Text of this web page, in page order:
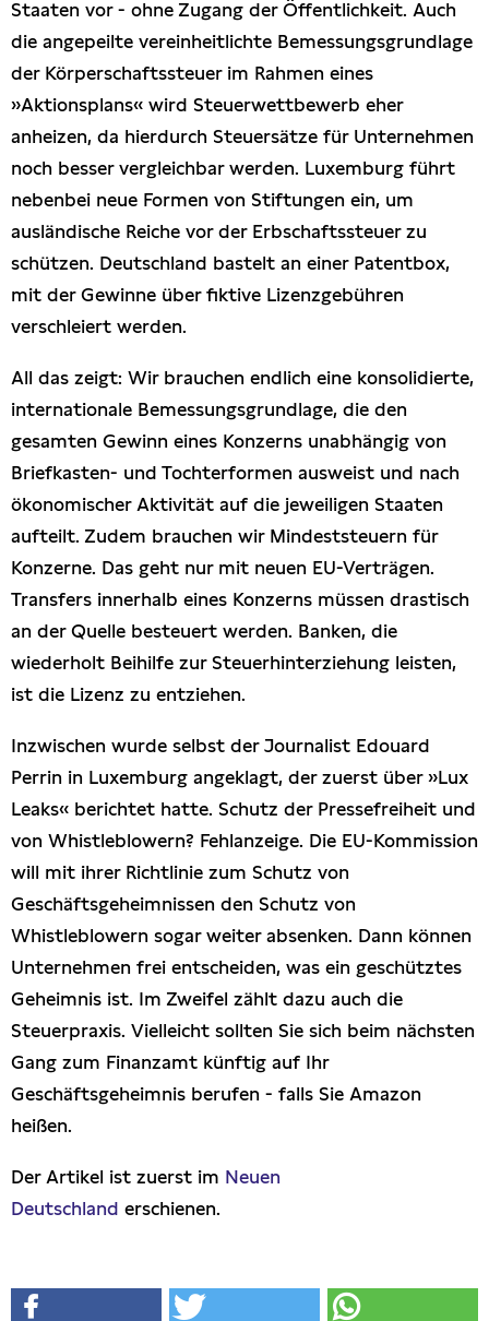
Staaten vor - ohne Zugang der Öffentlichkeit. Auch
die angepeilte vereinheitlichte Bemessungsgrundlage
der Körperschaftssteuer im Rahmen eines
»Aktionsplans« wird Steuerwettbewerb eher
anheizen, da hierdurch Steuersätze für Unternehmen
noch besser vergleichbar werden. Luxemburg führt
nebenbei neue Formen von Stiftungen ein, um
ausländische Reiche vor der Erbschaftssteuer zu
schützen. Deutschland bastelt an einer Patentbox,
mit der Gewinne über fiktive Lizenzgebühren
verschleiert werden.
All das zeigt: Wir brauchen endlich eine konsolidierte,
internationale Bemessungsgrundlage, die den
gesamten Gewinn eines Konzerns unabhängig von
Briefkasten- und Tochterformen ausweist und nach
ökonomischer Aktivität auf die jeweiligen Staaten
aufteilt. Zudem brauchen wir Mindeststeuern für
Konzerne. Das geht nur mit neuen EU-Verträgen.
Transfers innerhalb eines Konzerns müssen drastisch
an der Quelle besteuert werden. Banken, die
wiederholt Beihilfe zur Steuerhinterziehung leisten,
ist die Lizenz zu entziehen.
Inzwischen wurde selbst der Journalist Edouard
Perrin in Luxemburg angeklagt, der zuerst über »Lux
Leaks« berichtet hatte. Schutz der Pressefreiheit und
von Whistleblowern? Fehlanzeige. Die EU-Kommission
will mit ihrer Richtlinie zum Schutz von
Geschäftsgeheimnissen den Schutz von
Whistleblowern sogar weiter absenken. Dann können
Unternehmen frei entscheiden, was ein geschütztes
Geheimnis ist. Im Zweifel zählt dazu auch die
Steuerpraxis. Vielleicht sollten Sie sich beim nächsten
Gang zum Finanzamt künftig auf Ihr
Geschäftsgeheimnis berufen - falls Sie Amazon
heißen.
Der Artikel ist zuerst im Neuen
Deutschland erschienen.